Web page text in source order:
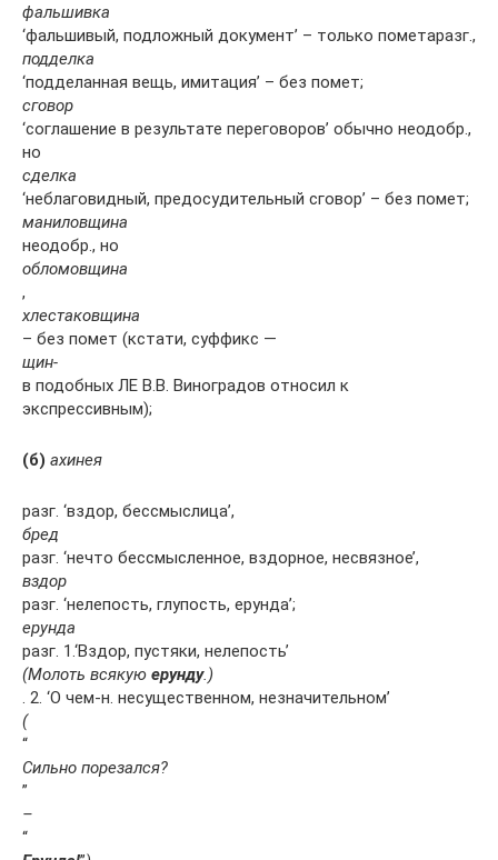
фальшивка
‘фальшивый, подложный документ’ – только пометаразг.,
подделка
‘подделанная вещь, имитация’ – без помет;
сговор
‘соглашение в результате переговоров’ обычно неодобр.,
но
сделка
‘неблаговидный, предосудительный сговор’ – без помет;
маниловщина
неодобр., но
обломовщина
,
хлестаковщина
– без помет (кстати, суффикс —
щин-
в подобных ЛЕ В.В. Виноградов относил к
экспрессивным);
(б) ахинея
разг. ‘вздор, бессмыслица’,
бред
разг. ‘нечто бессмысленное, вздорное, несвязное’,
вздор
разг. ‘нелепость, глупость, ерунда’;
ерунда
разг. 1.‘Вздор, пустяки, нелепость’
(Молоть всякую ерунду.)
. 2. ‘О чем-н. несущественном, незначительном’
(
“
Сильно порезался?
”
–
“